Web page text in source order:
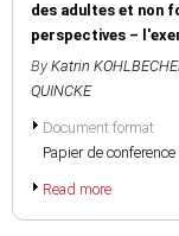
des adultes et non
perspectives –
By Katrin
QUINCKE
Document format
Papier de conference
Read more